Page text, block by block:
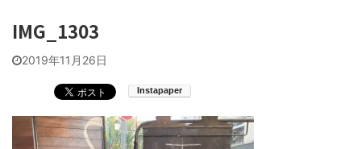
IMG_1303
2019年11月26日